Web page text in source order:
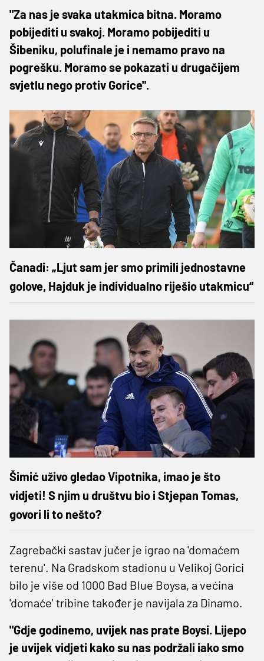
"Za nas je svaka utakmica bitna. Moramo
pobijediti u svakoj. Moramo pobijediti u
Šibeniku, polufinale je i nemamo pravo na
pogrešku. Moramo se pokazati u drugačijem
svjetlu nego protiv Gorice".
Čanadi: „Ljut sam jer smo primili jednostavne
golove, Hajduk je individualno riješio utakmicu“
Šimić uživo gledao Vipotnika, imao je što
vidjeti! S njim u društvu bio i Stjepan Tomas,
govori li to nešto?
Zagrebački sastav jučer je igrao na 'domaćem
terenu'. Na Gradskom stadionu u Velikoj Gorici
bilo je više od 1000 Bad Blue Boysa, a većina
'domaće' tribine također je navijala za Dinamo.
"Gdje godinemo, uvijek nas prate Boysi. Lijepo
je uvijek vidjeti kako su nas podržali iako smo